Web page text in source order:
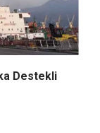
Destekli